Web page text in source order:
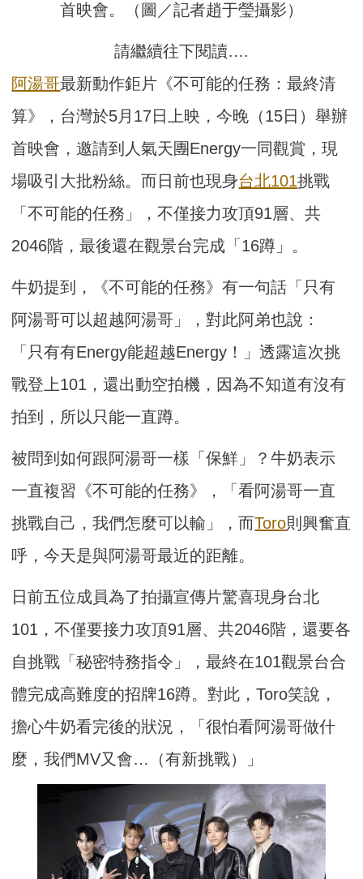
首映會。（圖／記者趙于瑩攝影）
請繼續往下閱讀….
阿湯哥最新動作鉅片《不可能的任務：最終清
算》，台灣於5月17日上映，今晚（15日）舉辦
首映會，邀請到人氣天團Energy一同觀賞，現
場吸引大批粉絲。而日前也現身台北101挑戰
「不可能的任務」，不僅接力攻頂91層、共
2046階，最後還在觀景台完成「16蹲」。
牛奶提到，《不可能的任務》有一句話「只有
阿湯哥可以超越阿湯哥」，對此阿弟也說：
「只有有Energy能超越Energy！」透露這次挑
戰登上101，還出動空拍機，因為不知道有沒有
拍到，所以只能一直蹲。
被問到如何跟阿湯哥一樣「保鮮」？牛奶表示
一直複習《不可能的任務》，「看阿湯哥一直
挑戰自己，我們怎麼可以輸」，而Toro則興奮直
呼，今天是與阿湯哥最近的距離。
日前五位成員為了拍攝宣傳片驚喜現身台北
101，不僅要接力攻頂91層、共2046階，還要各
自挑戰「秘密特務指令」，最終在101觀景台合
體完成高難度的招牌16蹲。對此，Toro笑說，
擔心牛奶看完後的狀況，「很怕看阿湯哥做什
麼，我們MV又會…（有新挑戰）」